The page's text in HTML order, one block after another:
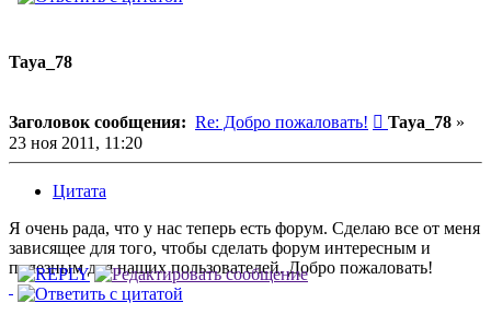
Taya_78
Заголовок сообщения: Re: Добро пожаловать! Сообщение
Taya_78 »
23 ноя 2011, 11:20
Цитата
Я очень рада, что у нас теперь есть форум. Сделаю все от меня
зависящее для того, чтобы сделать форум интересным и
полезным для наших пользователей. Добро пожаловать!